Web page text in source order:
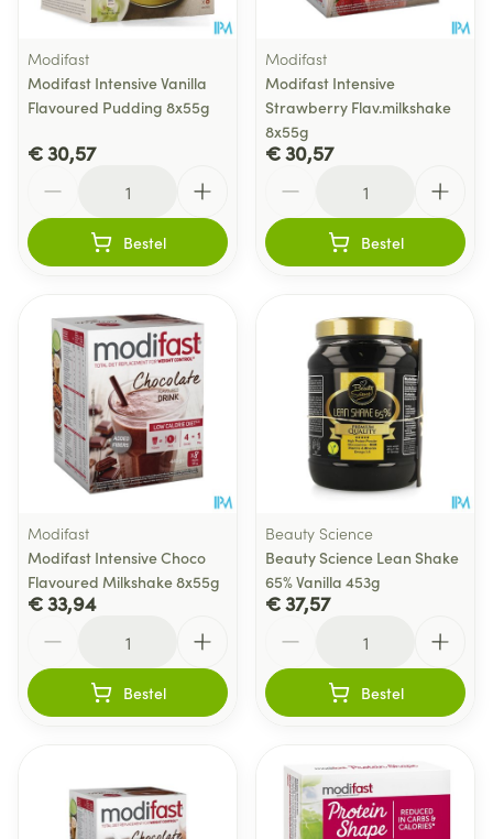
Modifast
Modifast Intensive Vanilla
Flavoured Pudding 8x55g
€ 30,57
Bestel
Modifast
Modifast Intensive
Strawberry Flav.milkshake
8x55g
€ 30,57
Bestel
Modifast
Modifast Intensive Choco
Flavoured Milkshake 8x55g
€ 33,94
Bestel
Beauty Science
Beauty Science Lean Shake
65% Vanilla 453g
€ 37,57
Bestel